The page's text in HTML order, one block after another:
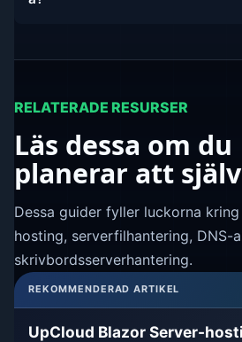
RELATERADE RESURSER
Läs dessa om du
planerar att
Dessa guider fyller luckorna
hosting, serverfilhantering, DNS-
skrivbordsserverhantering.
REKOMMENDERAD ARTIKEL
UpCloud Blazor Server-